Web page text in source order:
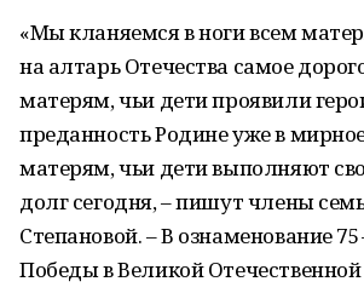
«Мы кланяемся в ноги всем
на алтарь Отечества самое
матерям, чьи дети проявили
преданность Родине уже в
матерям, чьи дети выполняют
долг сегодня, – пишут члены
Степановой. – В ознаменование
Победы в Великой Отечественной